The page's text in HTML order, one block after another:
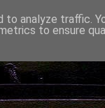
analyze traffic.
to ensure